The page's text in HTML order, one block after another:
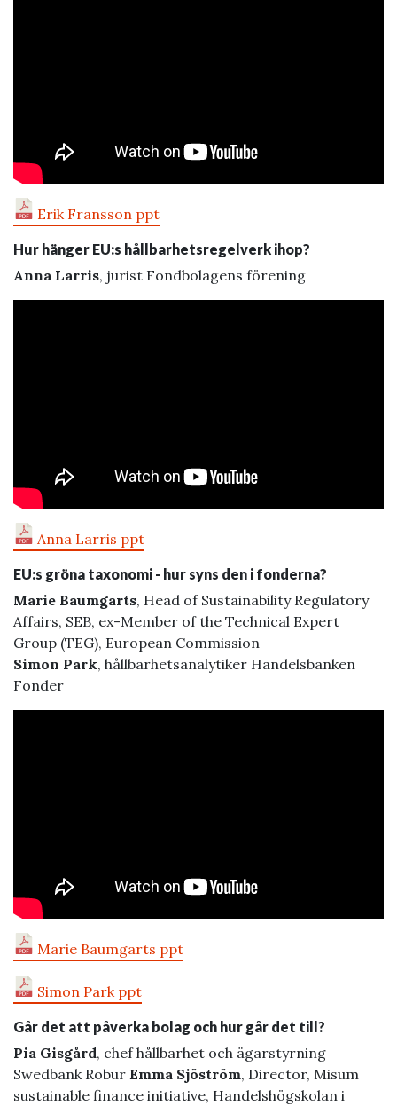
Erik Fransson ppt
Hur hänger EU:s hållbarhetsregelverk ihop?
Anna Larris, jurist Fondbolagens förening
Anna Larris ppt
EU:s gröna taxonomi - hur syns den i fonderna?
Marie Baumgarts, Head of Sustainability Regulatory
Affairs, SEB, ex-Member of the Technical Expert
Group (TEG), European Commission
Simon Park, hållbarhetsanalytiker Handelsbanken
Fonder
Marie Baumgarts ppt
Simon Park ppt
Går det att påverka bolag och hur går det till?
Pia Gisgård, chef hållbarhet och ägarstyrning
Swedbank Robur Emma Sjöström, Director, Misum
sustainable finance initiative, Handelshögskolan i